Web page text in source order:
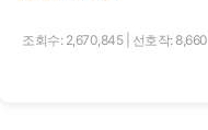
조회수: 2,670,845 선호작: 8,660